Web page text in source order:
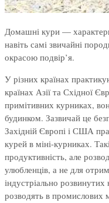
Домашні кури —
навіть самі звичайні
окрасою подвір’я.
У різних країнах
країнах Азії та Східної
примітивних курниках,
будинком. Зазвичай це
Західній Європі і США
курей в міні-курниках.
продуктивність, але
улюбленців, а не для
індустріально
розводять в промислових